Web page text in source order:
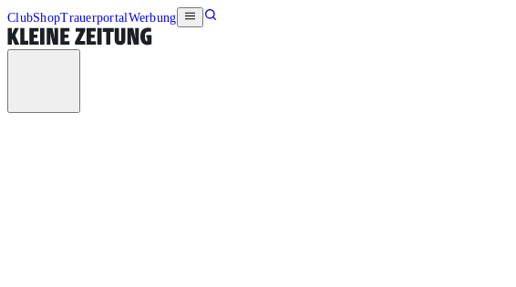
ClubShopTrauerportalWerbung